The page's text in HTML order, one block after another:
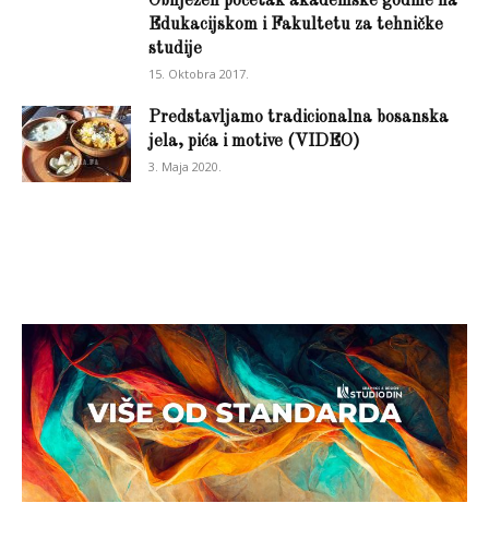
Edukacijskom i Fakultetu za tehničke
studije
15. Oktobra 2017.
Predstavljamo tradicionalna bosanska
jela, pića i motive (VIDEO)
3. Maja 2020.